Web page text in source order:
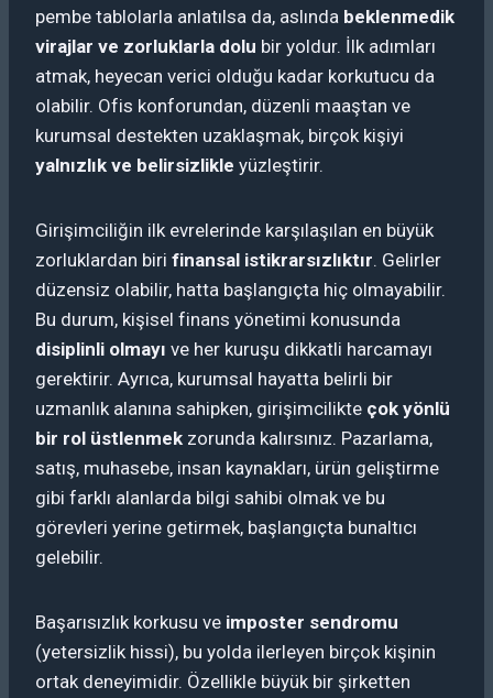
pembe tablolarla anlatılsa da, aslında beklenmedik
virajlar ve zorluklarla dolu bir yoldur. İlk adımları
atmak, heyecan verici olduğu kadar korkutucu da
olabilir. Ofis konforundan, düzenli maaştan ve
kurumsal destekten uzaklaşmak, birçok kişiyi
yalnızlık ve belirsizlikle yüzleştirir.
Girişimciliğin ilk evrelerinde karşılaşılan en büyük
zorluklardan biri finansal istikrarsızlıktır. Gelirler
düzensiz olabilir, hatta başlangıçta hiç olmayabilir.
Bu durum, kişisel finans yönetimi konusunda
disiplinli olmayı ve her kuruşu dikkatli harcamayı
gerektirir. Ayrıca, kurumsal hayatta belirli bir
uzmanlık alanına sahipken, girişimcilikte çok yönlü
bir rol üstlenmek zorunda kalırsınız. Pazarlama,
satış, muhasebe, insan kaynakları, ürün geliştirme
gibi farklı alanlarda bilgi sahibi olmak ve bu
görevleri yerine getirmek, başlangıçta bunaltıcı
gelebilir.
Başarısızlık korkusu ve imposter sendromu
(yetersizlik hissi), bu yolda ilerleyen birçok kişinin
ortak deneyimidir. Özellikle büyük bir şirketten